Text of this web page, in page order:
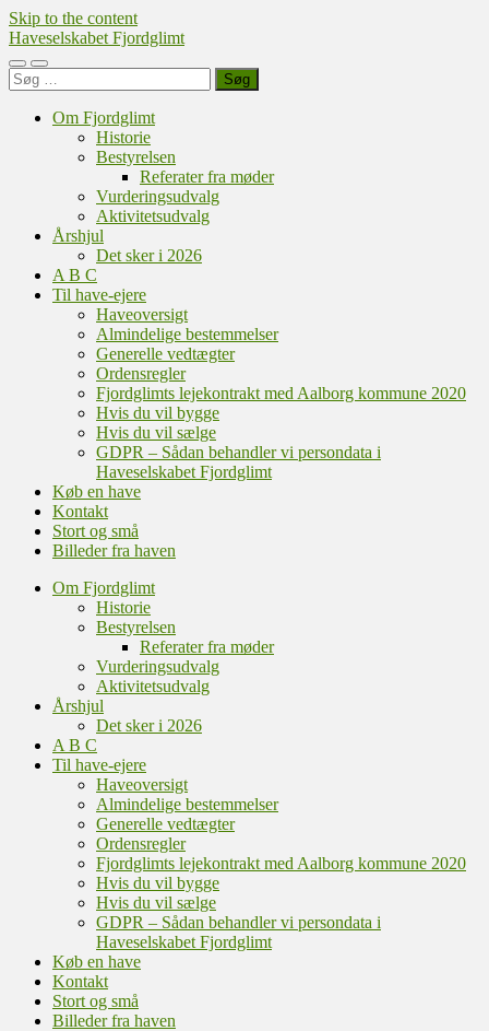
Skip to the content
Haveselskabet Fjordglimt
Toggle
mobile
Toggle
search
Søg
efter:
Om Fjordglimt
Historie
Bestyrelsen
Referater fra møder
Vurderingsudvalg
Aktivitetsudvalg
Årshjul
Det sker i 2026
A B C
Til have-ejere
Haveoversigt
Almindelige bestemmelser
Generelle vedtægter
Ordensregler
Fjordglimts lejekontrakt med Aalborg kommune 2020
Hvis du vil bygge
Hvis du vil sælge
GDPR – Sådan behandler vi persondata i
Haveselskabet Fjordglimt
Køb en have
Kontakt
Stort og små
Billeder fra haven
Om Fjordglimt
Historie
Bestyrelsen
Referater fra møder
Vurderingsudvalg
Aktivitetsudvalg
Årshjul
Det sker i 2026
A B C
Til have-ejere
Haveoversigt
Almindelige bestemmelser
Generelle vedtægter
Ordensregler
Fjordglimts lejekontrakt med Aalborg kommune 2020
Hvis du vil bygge
Hvis du vil sælge
GDPR – Sådan behandler vi persondata i
Haveselskabet Fjordglimt
Køb en have
Kontakt
Stort og små
Billeder fra haven